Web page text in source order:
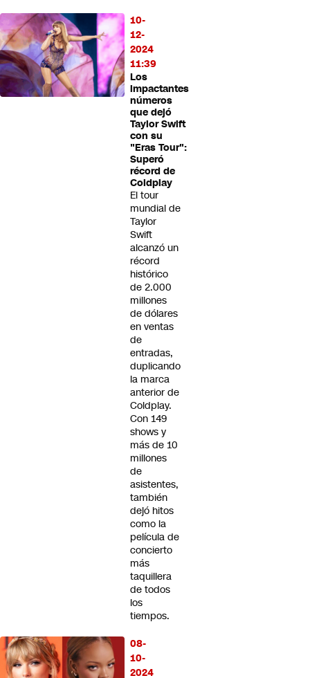
10-
12-
2024
11:39
Los
impactantes
números
que dejó
Taylor Swift
con su
"Eras Tour":
Superó
récord de
Coldplay
El tour
mundial de
Taylor
Swift
alcanzó un
récord
histórico
de 2.000
millones
de dólares
en ventas
de
entradas,
duplicando
la marca
anterior de
Coldplay.
Con 149
shows y
más de 10
millones
de
asistentes,
también
dejó hitos
como la
película de
concierto
más
taquillera
de todos
los
tiempos.
08-
10-
2024